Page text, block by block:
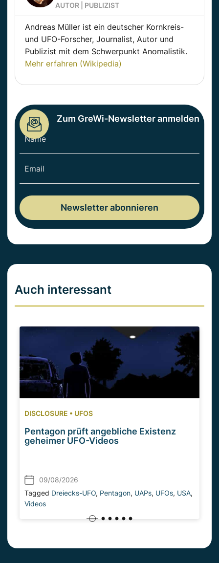
AUTOR | PUBLIZIST
Andreas Müller ist ein deutscher Kornkreis-
und UFO-Forscher, Journalist, Autor und
Publizist mit dem Schwerpunkt Anomalistik.
Mehr erfahren (Wikipedia)
Zum GreWi-Newsletter anmelden
Auch interessant
DISCLOSURE • UFOS
Pentagon prüft angebliche Existenz
geheimer UFO-Videos
09/08/2026
Tagged Dreiecks-UFO, Pentagon, UAPs, UFOs, USA,
Videos